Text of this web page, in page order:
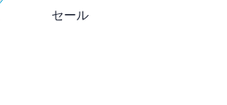
セール